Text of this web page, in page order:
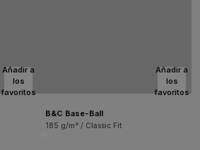
Añadir a
los
favoritos
Añadir a
los
favoritos
B&C Base-Ball
185 g/m² / Classic Fit